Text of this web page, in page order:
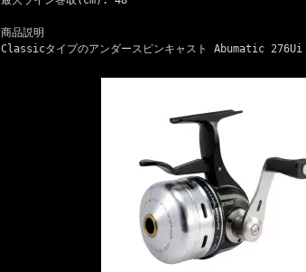
商品説明
Classicタイプのアンダースピンキャスト Abumatic 276Ui